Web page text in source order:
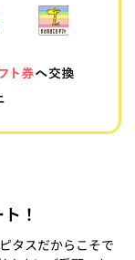
！
タスだからこそで